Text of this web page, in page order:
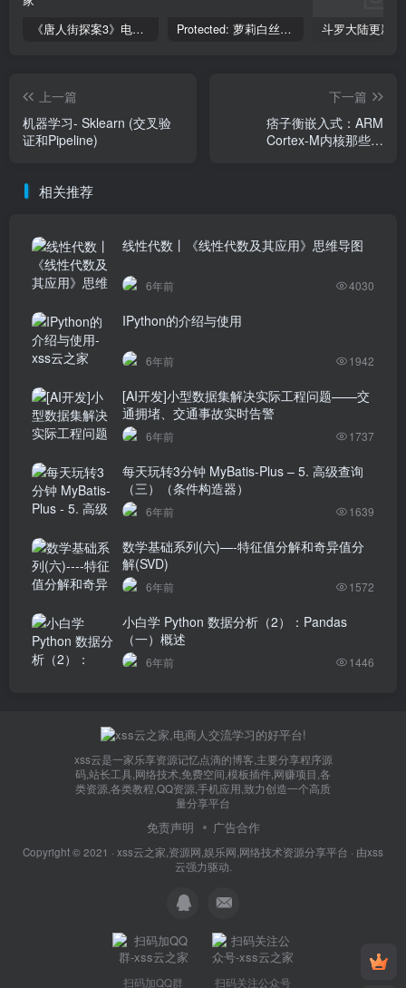
《唐人街探案3》电影完整版_HDTC高清视频资源免费在线观看 Protected: 萝莉白丝—丝袜写真
上一篇
机器学习- Sklearn (交叉验
证和Pipeline)
下一篇
痞子衡嵌入式：ARM
Cortex-M内核那些事
相关推荐
线性代数丨《线性代数及其应用》思维导图
6年前 4030
IPython的介绍与使用
6年前 1942
[AI开发]小型数据集解决实际工程问题——交
通拥堵、交通事故实时告警
6年前 1737
每天玩转3分钟 MyBatis-Plus – 5. 高级查询
（三）（条件构造器）
6年前 1639
数学基础系列(六)—-特征值分解和奇异值分
解(SVD)
6年前 1572
小白学 Python 数据分析（2）：Pandas
（一）概述
6年前 1446
xss云是一家乐享资源记忆点滴的博客,主要分享程序源
码,站长工具,网络技术,免费空间,模板插件,网赚项目,各
类资源,各类教程,QQ资源,手机应用,致力创造一个高质
量分享平台
免责声明 广告合作
Copyright © 2021 · xss云之家,资源网,娱乐网,网络技术资源分享平台 · 由xss
云强力驱动.
扫码加QQ群 扫码关注公众号